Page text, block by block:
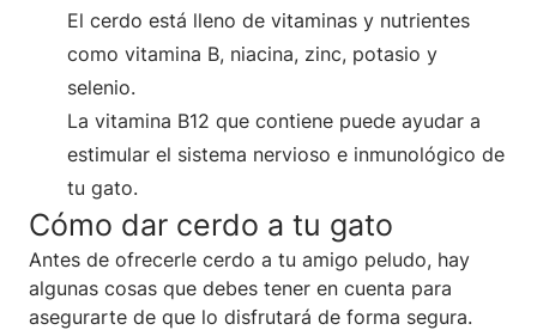
El cerdo está lleno de vitaminas y nutrientes
como vitamina B, niacina, zinc, potasio y
selenio.
La vitamina B12 que contiene puede ayudar a
estimular el sistema nervioso e inmunológico de
tu gato.
Cómo dar cerdo a tu gato
Antes de ofrecerle cerdo a tu amigo peludo, hay
algunas cosas que debes tener en cuenta para
asegurarte de que lo disfrutará de forma segura.